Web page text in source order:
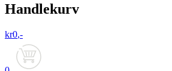
Handlekurv
kr0,-